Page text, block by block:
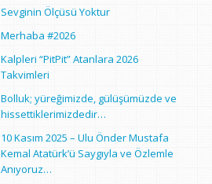
Sevginin Ölçüsü Yoktur
Merhaba #2026
Kalpleri “PitPit” Atanlara 2026
Takvimleri
Bolluk; yüreğimizde, gülüşümüzde ve
hissettiklerimizdedir…
10 Kasım 2025 – Ulu Önder Mustafa
Kemal Atatürk’ü Saygıyla ve Özlemle
Anıyoruz…